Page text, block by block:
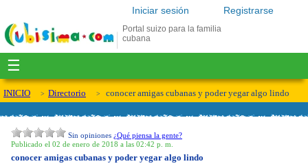
Registrarse
Iniciar sesión
Portal suizo para la familia
cubana
☰
INICIO Directorio conocer amigas cubanas y poder yegar algo lindo
Sin opiniones ¿Qué piensa la gente?
Publicado el 02 de enero de 2018 a las 02:42 p. m.
conocer amigas cubanas y poder yegar algo lindo